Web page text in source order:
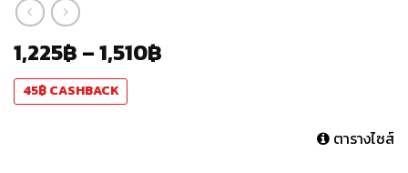
1,225฿ –1,510฿
45฿CASHBACK
ตารางไซส์